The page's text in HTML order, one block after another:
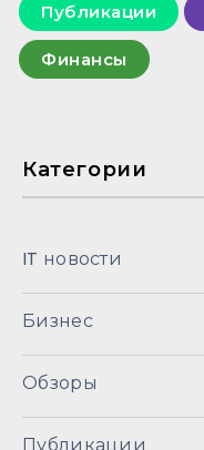
Публикации
Финансы
Категории
IT новости
Бизнес
Обзоры